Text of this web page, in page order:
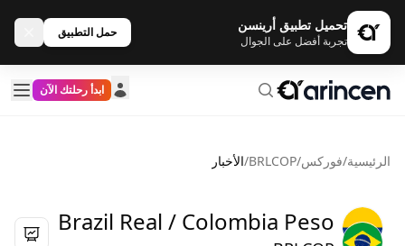
تحميل تطبيق أرينسن
تجربة أفضل على الجوال
حمل التطبيق
ابدأ رحلتك الآن
الرئيسية/فوركس/
BRLCOP
/الأخبار
Brazil Real / Colombia Peso